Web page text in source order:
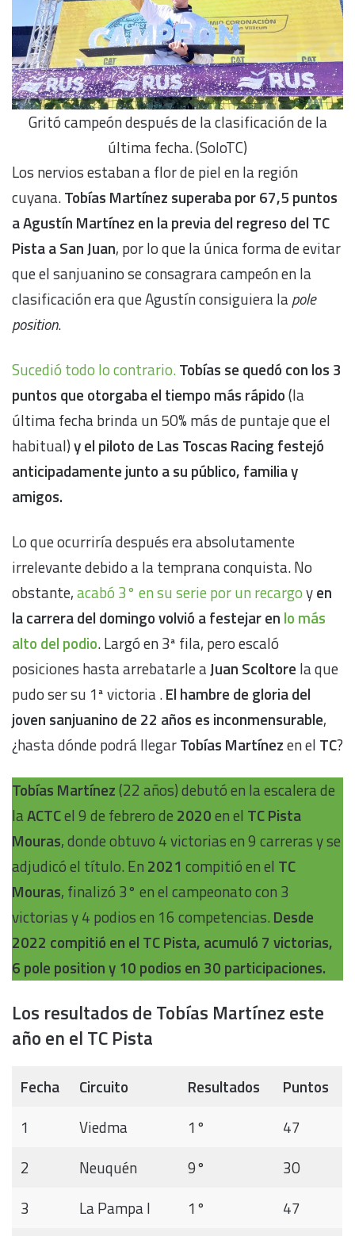
Gritó campeón después de la clasificación de la
última fecha. (SoloTC)
Los nervios estaban a flor de piel en la región
cuyana.Tobías Martínez superaba por 67,5 puntos
a Agustín Martínez en la previa del regreso del TC
Pista a San Juan, por lo que la única forma de evitar
que el sanjuanino se consagrara campeón en la
clasificación era que Agustín consiguiera lapole
position.
Sucedió todo lo contrario.Tobías se quedó con los 3
puntos que otorgaba el tiempo más rápido(la
última fecha brinda un 50% más de puntaje que el
habitual)y el piloto de Las Toscas Racing festejó
anticipadamente junto a su público, familia y
amigos.
Lo que ocurriría después era absolutamente
irrelevante debido a la temprana conquista. No
obstante,acabó 3° en su serie por un recargoyen
la carrera del domingo volvió a festejar en lo más
alto del podio. Largó en 3ª fila, pero escaló
posiciones hasta arrebatarle aJuan Scoltore la que
pudo ser su 1ª victoria .El hambre de gloria del
joven sanjuanino de 22 años es inconmensurable,
¿hasta dónde podrá llegarTobías Martínezen el TC?
Tobías Martínez(22 años) debutó en la escalera de
laACTCel 9 de febrero de 2020en el TC Pista
Mouras, donde obtuvo 4 victorias en 9 carreras y se
adjudicó el título. En 2021 compitió en el TC
Mouras, finalizó 3° en el campeonato con 3
victorias y 4 podios en 16 competencias. Desde
2022 compitió en el TC Pista, acumuló 7 victorias,
6 pole position y 10 podios en 30 participaciones.
Los resultados de Tobías Martínez este
año en el TC Pista
Fecha Circuito Resultados
Puntos
1
Viedma 1°
47
2
Neuquén 9°
30
3
La Pampa I 1° 47